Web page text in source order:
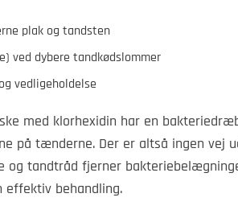
plak og tandsten
ved dybere tandkødslommer
vedligeholdelse
med klorhexidin har en
på tænderne. Der er altså ingen vej
og tandtråd fjerner
behandling.